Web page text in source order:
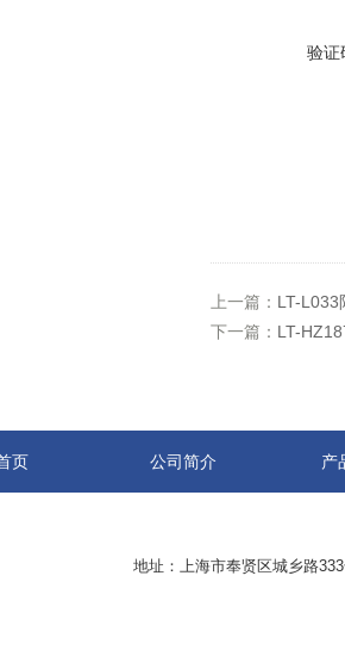
验证
上一篇： LT-L033
下一篇： LT-
页 公司简介 产
地址：上海市奉贤区城乡路